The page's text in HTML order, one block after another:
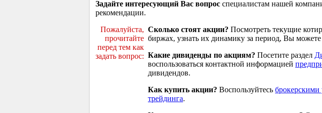
Задайте интересующий Вас вопрос специалистам нашей
рекомендации.
Пожалуйста,
прочитайте
перед тем как
задать вопрос:
Сколько стоят акции? Посмотреть текущие
биржах, узнать их динамику за период, Вы можете
Какие дивиденды по акциям? Посетите раздел
воспользоваться контактной информацией
дивидендов.
Как купить акции? Воспользуйтесь брокерскими
трейдинга.